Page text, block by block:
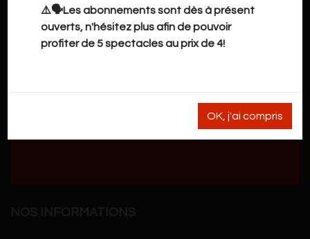
⚠️🗣️Les abonnements sont dès à présent
ouverts, n'hésitez plus afin de pouvoir
profiter de 5 spectacles au prix de 4!
OK, j'ai compris